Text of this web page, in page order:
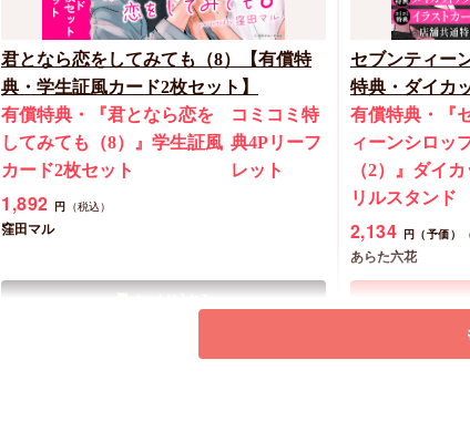
君となら恋をしてみても（8）【有償特
典・学生証風カード2枚セット】
有償特典・『君となら恋を
してみても（8）』学生証風
カード2枚セット
コミコミ特
典4Pリーフ
レット
1,892 円 （税込）
窪田マル
セブンティー
特典・ダイカ
有償特典・『
ィーンシロッ
（2）』ダイ
リルスタンド
2,134 円（予価）
あらた六花